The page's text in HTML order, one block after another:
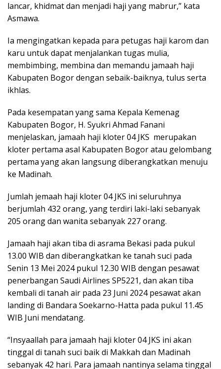
lancar, khidmat dan menjadi haji yang mabrur,” kata
Asmawa.
Ia mengingatkan kepada para petugas haji karom dan
karu untuk dapat menjalankan tugas mulia,
membimbing, membina dan memandu jamaah haji
Kabupaten Bogor dengan sebaik-baiknya, tulus serta
ikhlas.
Pada kesempatan yang sama Kepala Kemenag
Kabupaten Bogor, H. Syukri Ahmad Fanani
menjelaskan, jamaah haji kloter 04 JKS merupakan
kloter pertama asal Kabupaten Bogor atau gelombang
pertama yang akan langsung diberangkatkan menuju
ke Madinah.
Jumlah jemaah haji kloter 04 JKS ini seluruhnya
berjumlah 432 orang, yang terdiri laki-laki sebanyak
205 orang dan wanita sebanyak 227 orang.
Jamaah haji akan tiba di asrama Bekasi pada pukul
13.00 WIB dan diberangkatkan ke tanah suci pada
Senin 13 Mei 2024 pukul 12.30 WIB dengan pesawat
penerbangan Saudi Airlines SP5221, dan akan tiba
kembali di tanah air pada 23 Juni 2024 pesawat akan
landing di Bandara Soekarno-Hatta pada pukul 11.45
WIB Juni mendatang.
“Insyaallah para jamaah haji kloter 04 JKS ini akan
tinggal di tanah suci baik di Makkah dan Madinah
sebanyak 42 hari. Para jamaah nantinya selama tinggal